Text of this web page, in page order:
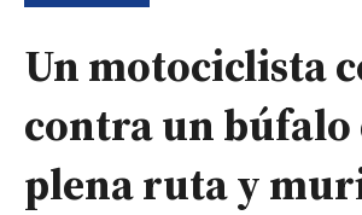
Un motociclista
contra un búfalo
plena ruta y